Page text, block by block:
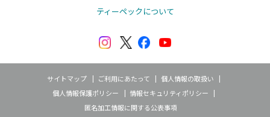
ティーペックについて
サイトマップ ご利用にあたって
個人情報の取扱い
個人情報保護ポリシー
情報セキュリティポリシー
匿名加工情報に関する公表事項